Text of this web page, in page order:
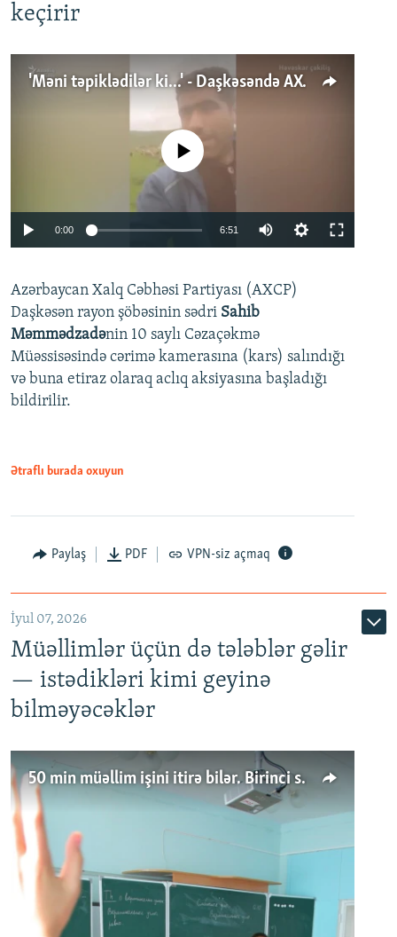
keçirir
'Məni təpiklədilər ki...' - Daşkəsəndə AXCP fəalının yaxınları onun həbsinə etiraz edirlər
Auto 240p 360p
720p 1080p
No media source currently available
0:00 6:51
360p
720p
1080p
Azərbaycan Xalq Cəbhəsi Partiyası (AXCP)
Daşkəsən rayon şöbəsinin sədri Sahib
Məmmədzadənin 10 saylı Cəzaçəkmə
Müəssisəsində cərimə kamerasına (kars) salındığı
və buna etiraz olaraq aclıq aksiyasına başladığı
bildirilir.
Ətraflı burada oxuyun
Paylaş PDF VPN-siz açmaq
İyul 07, 2026
Müəllimlər üçün də tələblər gəlir
— istədikləri kimi geyinə
bilməyəcəklər
50 min müəllim işini itirə bilər. Birinci sinfə gedənlər azalır